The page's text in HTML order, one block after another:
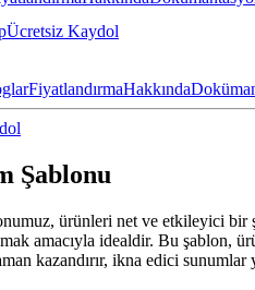
Ücretsiz Kaydol
FiyatlandırmaHakkında
Şablonu
ürünleri net ve etkileyici bir
amacıyla idealdir. Bu şablon,
kazandırır, ikna edici